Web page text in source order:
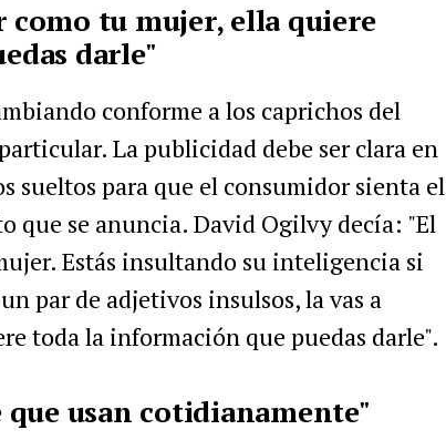
como tu mujer, ella quiere
darle"
conforme a los caprichos del
La publicidad debe ser clara en
sueltos para que el consumidor sienta el
que se anuncia. David Ogilvy decía: "El
Estás insultando su inteligencia si
par de adjetivos insulsos, la vas a
toda la información que puedas darle".
usan cotidianamente"